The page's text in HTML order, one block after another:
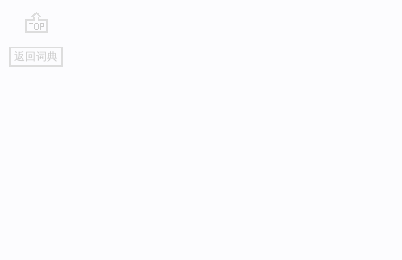
go
top
返回词典